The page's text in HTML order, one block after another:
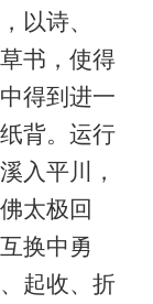
以诗、
书，使得
得到进一
背。运行
入平川，
太极回
换中勇
起收、折